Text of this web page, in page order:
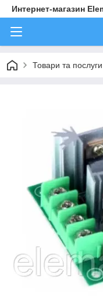
Интернет-магазин
Товари та послуги